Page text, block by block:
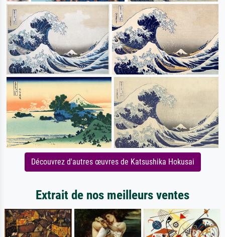
Découvrez d'autres œuvres de Katsushika Hokusai
Extrait de nos meilleurs ventes